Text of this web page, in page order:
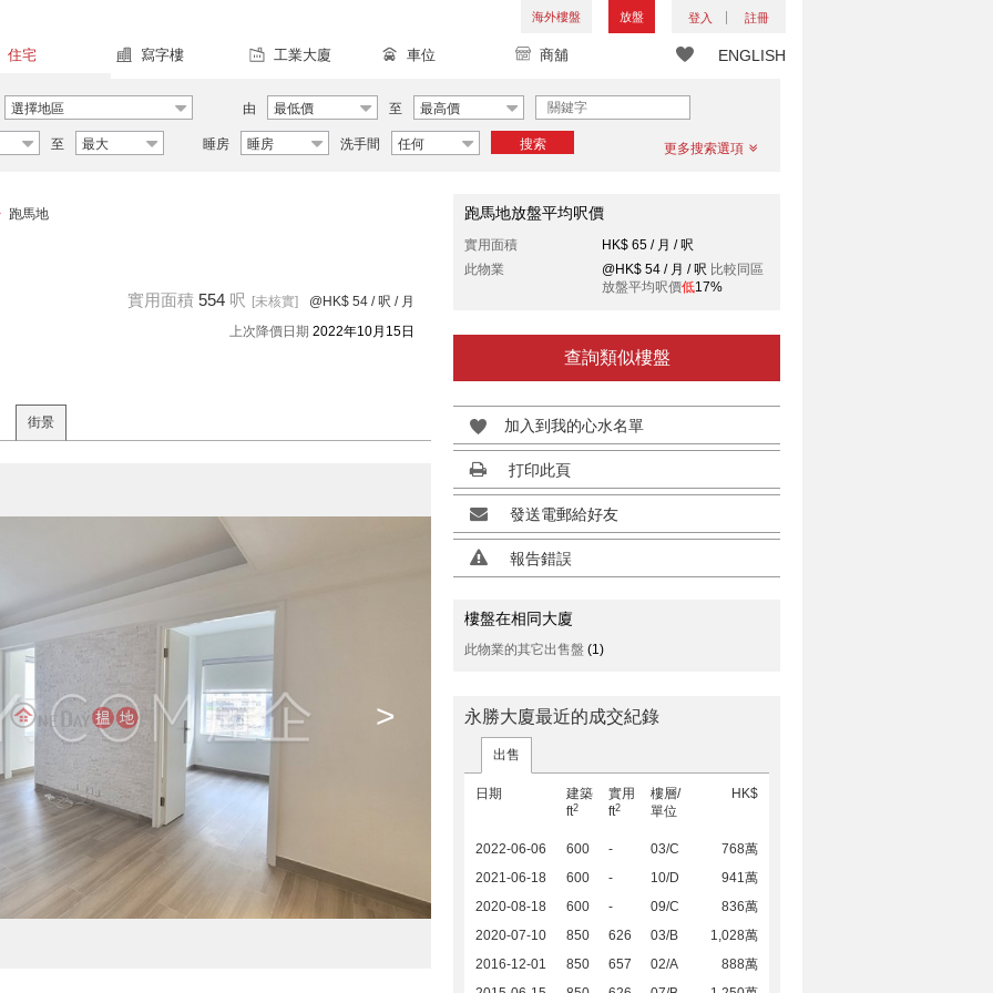
海外樓盤 放盤 登入 註冊
ENGLISH
住宅 寫字樓 工業大廈 車位 商舖
選擇地區 由 最低價 至 最高價
至 最大 睡房 睡房 洗手間 任何 搜索 更多搜索選項
跑馬地
實用面積 554 呎 [未核實] @HK$ 54 / 呎 / 月
上次降價日期 2022年10月15日
街景
>
跑馬地放盤平均呎價
實用面積
HK$ 65 / 月 / 呎
此物業
@HK$ 54 / 月 / 呎 比較同區
放盤平均呎價低17%
查詢類似樓盤
加入到我的心水名單
打印此頁
發送電郵給好友
報告錯誤
樓盤在相同大廈
此物業的其它出售盤 (1)
永勝大廈最近的成交紀錄
出售
日期
建築
ft2
實用
ft2
樓層/
單位
HK$
2022-06-06 600 - 03/C
768萬
2021-06-18
600 - 10/D
941萬
2020-08-18
600 - 09/C
836萬
2020-07-10
850 626 03/B
1,028萬
2016-12-01
850 657 02/A
888萬